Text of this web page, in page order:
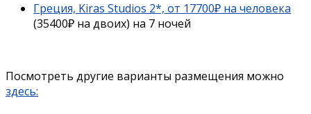
Греция, Kiras Studios 2*, от 17700₽ на человека
(35400₽ на двоих) на 7 ночей
Посмотреть другие варианты размещения можно
здесь: